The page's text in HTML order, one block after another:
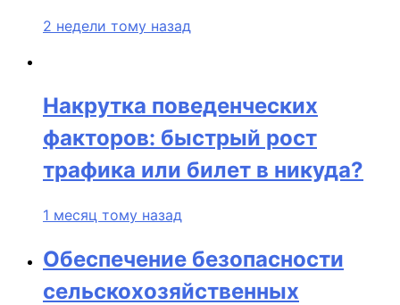
2 недели тому назад
Накрутка поведенческих
факторов: быстрый рост
трафика или билет в никуда?
1 месяц тому назад
Обеспечение безопасности
сельскохозяйственных